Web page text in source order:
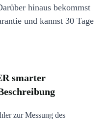
hinaus bekommst
und kannst 30 Tage
smarter
zur Messung des